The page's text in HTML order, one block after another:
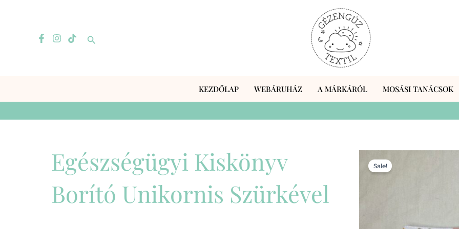
Search
KEZDŐLAP WEBÁRUHÁZ A MÁRKÁRÓL MOSÁSI TANÁCSOK
Egészségügyi Kiskönyv
Borító Unikornis Szürkével
Sale!